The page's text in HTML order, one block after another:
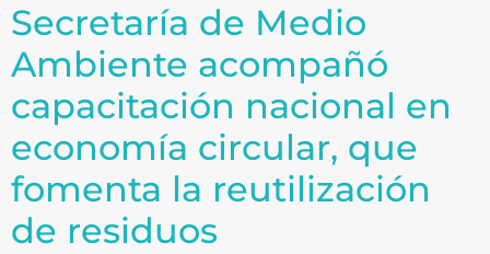
Secretaría de Medio
Ambiente acompañó
capacitación nacional en
economía circular, que
fomenta la reutilización
de residuos